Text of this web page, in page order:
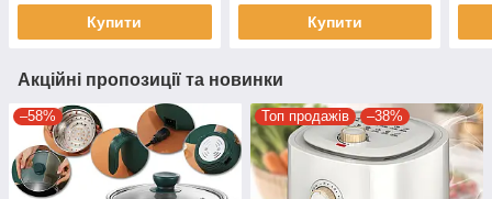
Купити Купити
Акційні пропозиції та новинки
–58% Топ продажів –38%